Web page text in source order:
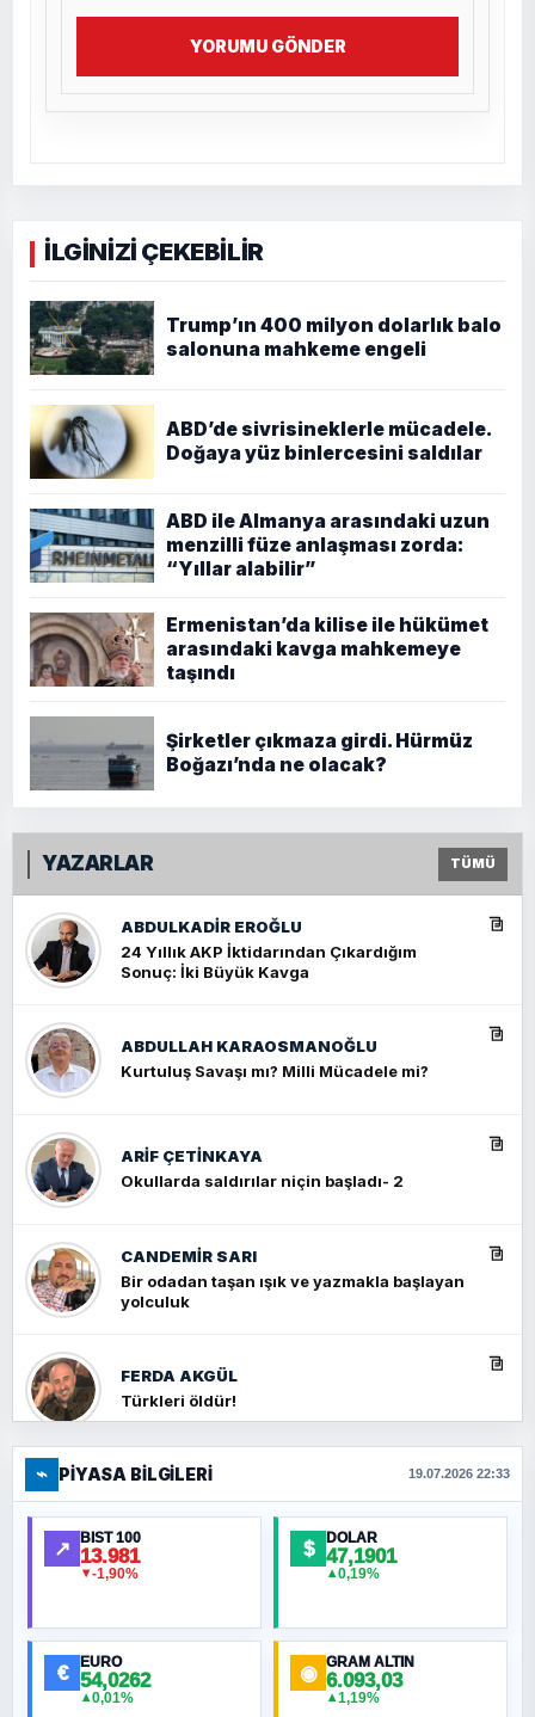
YORUMU GÖNDER
İLGİNİZİ ÇEKEBİLİR
Trump’ın 400 milyon dolarlık balo
salonuna mahkeme engeli
ABD’de sivrisineklerle mücadele.
Doğaya yüz binlercesini saldılar
ABD ile Almanya arasındaki uzun
menzilli füze anlaşması zorda:
“Yıllar alabilir”
Ermenistan’da kilise ile hükümet
arasındaki kavga mahkemeye
taşındı
Şirketler çıkmaza girdi. Hürmüz
Boğazı’nda ne olacak?
YAZARLAR TÜMÜ
ABDULKADIR EROĞLU
24 Yıllık AKP İktidarından Çıkardığım
Sonuç: İki Büyük Kavga
ABDULLAH KARAOSMANOĞLU
Kurtuluş Savaşı mı? Milli Mücadele mi?
ARIF ÇETİNKAYA
Okullarda saldırılar niçin başladı- 2
CANDEMIR SARI
Bir odadan taşan ışık ve yazmakla başlayan
yolculuk
FERDA AKGÜL
Türkleri öldür!
FERHAT BÜYÜKKALKAN
Ankara Zirvesi: NATO Toplantısı mı, Yeni
Ortadoğu Haritasının Provası mı?
MURAT ÖZKAN
⌁ PIYASA BILGILERI 19.07.2026 22:33
↗ BIST 100
13.981
▼-1,90%
$ DOLAR
47,1901
▲0,19%
€ EURO
54,0262
▲0,01%
◉ GRAM ALTIN
6.093,03
▲1,19%